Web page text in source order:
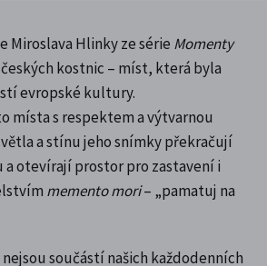
Miroslava Hlinky ze série Momenty
kostnic – míst, která byla
evropské kultury.
místa s respektem a výtvarnou
a stínu jeho snímky překračují
otevírají prostor pro zastavení i
memento mori– „pamatuj na
součástí našich každodenních